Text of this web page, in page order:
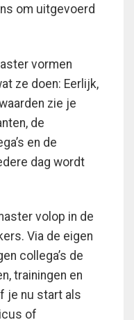
om uitgevoerd
vormen
ze doen: Eerlijk,
zie je
de
en de
dag wordt
volop in de
Via de eigen
collega’s de
trainingen en
je nu start als
of